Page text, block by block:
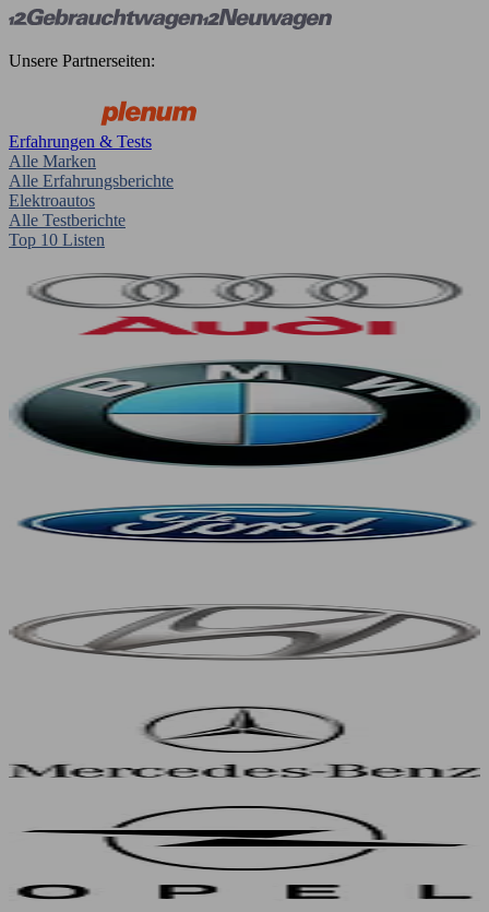
Unsere Partnerseiten:
Erfahrungen & Tests
Alle Marken
Alle Erfahrungsberichte
Elektroautos
Alle Testberichte
Top 10 Listen